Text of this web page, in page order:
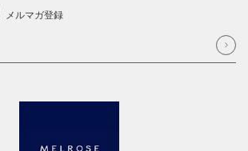
メルマガ登録